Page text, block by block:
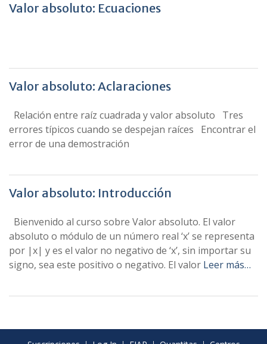
Valor absoluto: Ecuaciones
Valor absoluto: Aclaraciones
Relación entre raíz cuadrada y valor absoluto Tres
errores típicos cuando se despejan raíces Encontrar el
error de una demostración
Valor absoluto: Introducción
Bienvenido al curso sobre Valor absoluto. El valor
absoluto o módulo de un número real ‘x’ se representa
por |x| y es el valor no negativo de ‘x’, sin importar su
signo, sea este positivo o negativo. El valor Leer más…